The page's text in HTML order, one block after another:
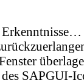
SAPGUI-